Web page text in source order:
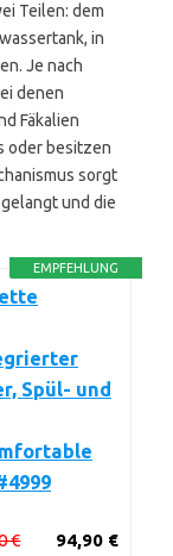
Teilen: dem
in
Je nach
denen
Fäkalien
oder besitzen
sorgt
und die
EMPFEHLUNG
Spül- und
94,90 €
€